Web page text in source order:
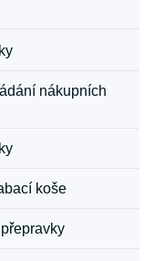
nákupních
koše